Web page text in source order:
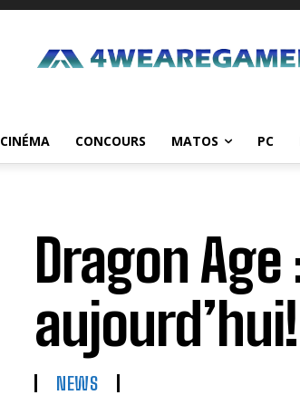
CINÉMA CONCOURS MATOS PC
Dragon
aujourd’hui!
NEWS